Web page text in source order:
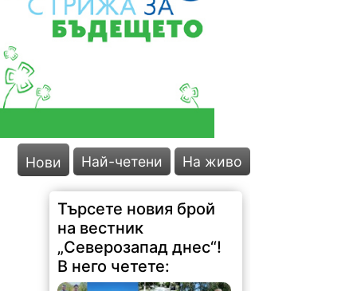
Нови Най-четени На живо
Търсете новия брой
на вестник
„Северозапад днес“!
В него четете: